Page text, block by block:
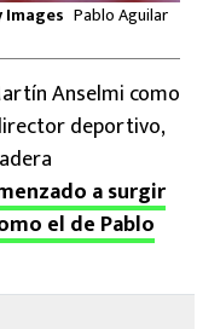
Images Pablo Aguilar
Anselmi como
deportivo,
a surgir
el de Pablo